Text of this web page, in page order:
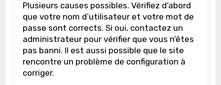
Plusieurs causes possibles. Vérifiez d’abord
que votre nom d’utilisateur et votre mot de
passe sont corrects. Si oui, contactez un
administrateur pour vérifier que vous n’êtes
pas banni. Il est aussi possible que le site
rencontre un problème de configuration à
corriger.